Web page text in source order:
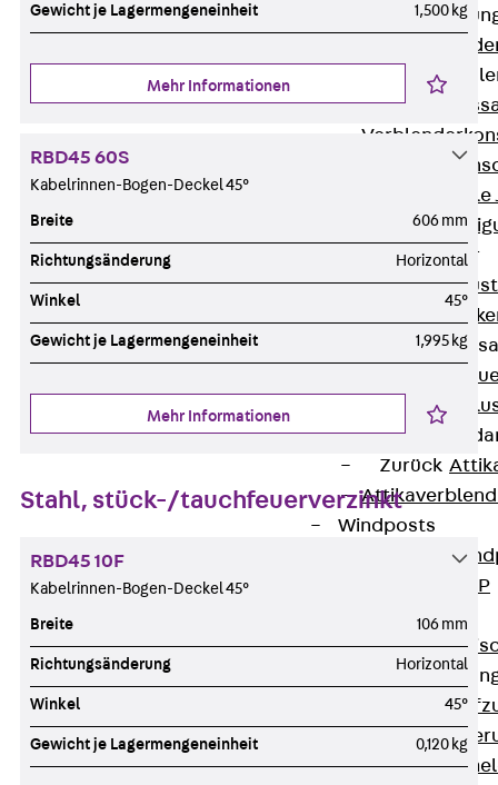
Zurück
Winkelkonsole
Brüstungsanker
Zurück
Attika-
Zurück
Windposts
Windpost JWP
Schallisolation
Zurück
Gewicht je Lagermengeneinheit 1,500 kg
Mehr Informationen
RBD45 60S
Kabelrinnen-Bogen-Deckel 45°
Breite 606 mm
Richtungsänderung Horizontal
Winkel 45°
Gewicht je Lagermengeneinheit 1,995 kg
Mehr Informationen
Stahl, stück-/tauchfeuerverzinkt
RBD45 10F
Kabelrinnen-Bogen-Deckel 45°
Breite 106 mm
Richtungsänderung Horizontal
Winkel 45°
Gewicht je Lagermengeneinheit 0,120 kg